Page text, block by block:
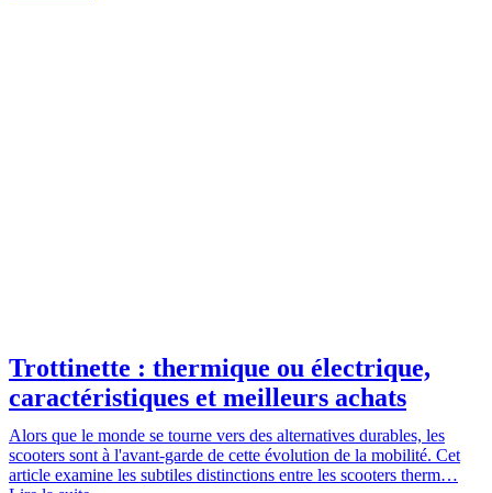
Trottinette : thermique ou électrique,
caractéristiques et meilleurs achats
Alors que le monde se tourne vers des alternatives durables, les
scooters sont à l'avant-garde de cette évolution de la mobilité. Cet
article examine les subtiles distinctions entre les scooters therm…